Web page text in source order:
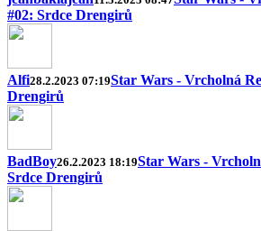
#02: Srdce Drengirů
Alfi28.2.2023 07:19Star Wars - Vrcholná
Drengirů
BadBoy26.2.2023 18:19Star Wars -
Srdce Drengirů